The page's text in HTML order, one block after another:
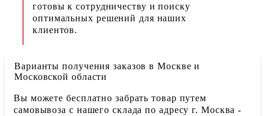
готовы к сотрудничеству и поиску
оптимальных решений для наших
клиентов.
Варианты получения заказов в Москве и
Московской области
Вы можете бесплатно забрать товар путем
самовывоза с нашего склада по адресу г. Москва -